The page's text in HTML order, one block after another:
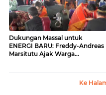
Dukungan Massal untuk
ENERGI BARU: Freddy-Andreas
Marsitutu Ajak Warga
Ke